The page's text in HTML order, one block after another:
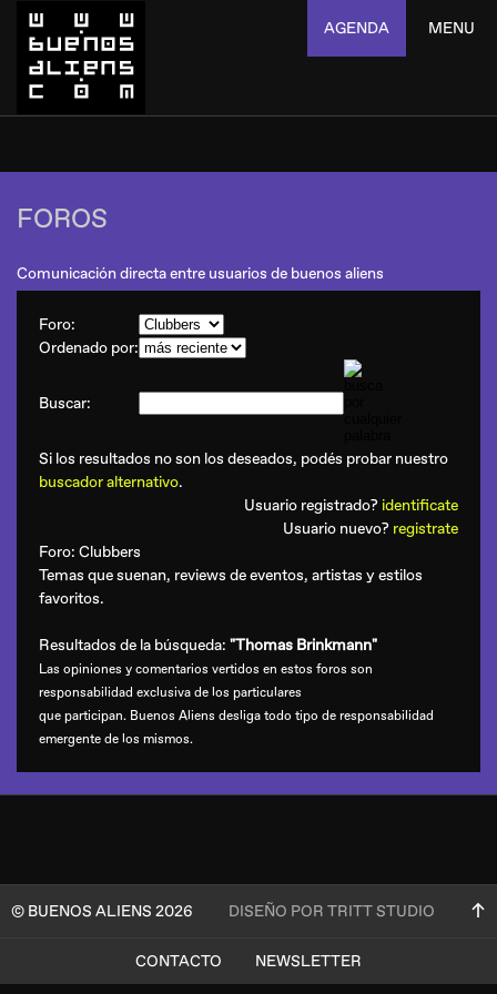
AGENDA MENU
FOROS
Comunicación directa entre usuarios de buenos aliens
Foro:
Ordenado por:
Buscar:
Si los resultados no son los deseados, podés probar nuestro
buscador alternativo.
Usuario registrado? identificate
Usuario nuevo? registrate
Foro: Clubbers
Temas que suenan, reviews de eventos, artistas y estilos
favoritos.
Resultados de la búsqueda: "Thomas Brinkmann"
Las opiniones y comentarios vertidos en estos foros son
responsabilidad exclusiva de los particulares
que participan. Buenos Aliens desliga todo tipo de responsabilidad
emergente de los mismos.
© BUENOS ALIENS 2026 DISEÑO POR TRITT STUDIO
CONTACTO
NEWSLETTER